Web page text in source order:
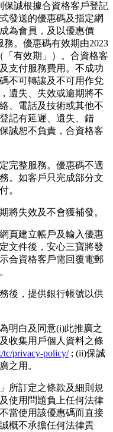
保誠根據合資格客戶登記
發送的優惠碼及指定網
為會員，及以優惠價
務。優惠碼有效期由2023
「有效期」）。合資格客
支付服務費用。不成功
不可轉讓及不可用作兌
遺失、失效或逾期將不
、電話及技術或其他不
記有延遲、遺失、錯
誠恕不負責，合資格客
完整服務。優惠碼不適
。如客戶只完成部分文
。
將失效及不會獲補發。
頁建立帳戶及輸入優惠
文件後，安心三寶將發
合資格客戶需回覆電郵
後，提供銀行帳號以供
明白及同意(i)此推廣之
收集用戶個人資料之條
tc/privacy-policy/; (ii)保誠
之用。
所訂定之條款及細則規
使用問題負上任何法律
當使用該優惠碼而直接
概不承擔任何法律責